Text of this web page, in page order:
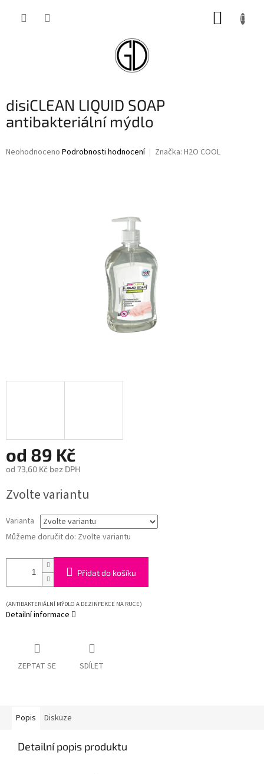
disiCLEAN LIQUID SOAP
antibakteriální mýdlo
Průměrné
Neohodnoceno Podrobnosti hodnocení Značka: H2O COOL
od 89 Kč
od 73,60 Kč bez DPH
cena:
Zvolte variantu
Varianta
Můžeme doručit do: Zvolte variantu
Přidat do košíku
(ANTIBAKTERIÁLNÍ MÝDLO A DEZINFEKCE NA RUCE)
Detailní informace
ZEPTAT SE SDÍLET
Popis Diskuze
Detailní popis produktu